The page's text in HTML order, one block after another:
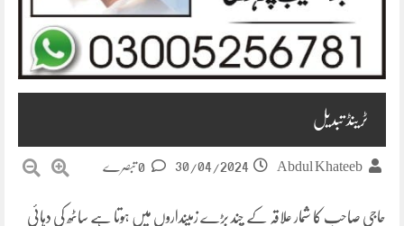
ٹرینڈ تبدیل
Abdul Khateeb
30/04/2024
حاجی صاحب کا شمار علاقہ کے چند بڑے زمینداروں میں ہوتا ہے ساٹھ کی دہائی